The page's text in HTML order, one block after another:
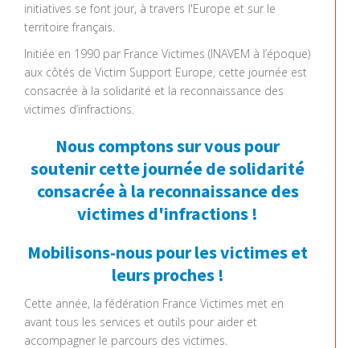
initiatives se font jour, à travers l'Europe et sur le
territoire français.
Initiée en 1990 par France Victimes (INAVEM à l’époque)
aux côtés de Victim Support Europe, cette journée est
consacrée à la solidarité et la reconnaissance des
victimes d’infractions.
Nous comptons sur vous pour
soutenir cette journée de solidarité
consacrée à la reconnaissance des
victimes d'infractions !
Mobilisons-nous pour les victimes et
leurs proches !
Cette année, la fédération France Victimes met en
avant tous les services et outils pour aider et
accompagner le parcours des victimes.